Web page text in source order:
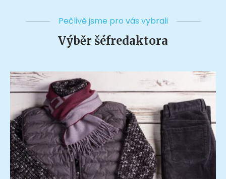
Pečlivě jsme pro vás vybrali
Výběr šéfredaktora